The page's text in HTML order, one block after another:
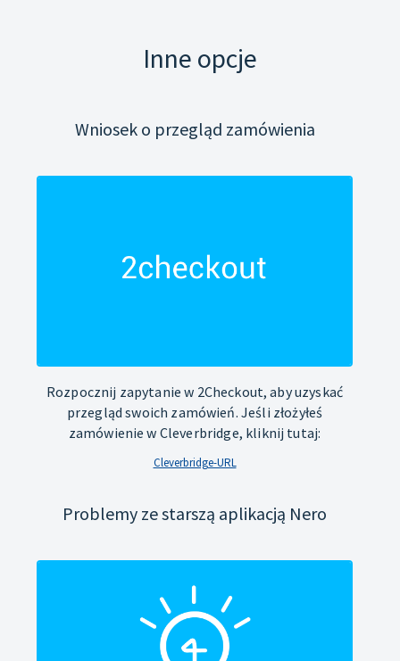
Inne opcje
Wniosek o przegląd zamówienia
Rozpocznij zapytanie w 2Checkout, aby uzyskać
przegląd swoich zamówień. Jeśli złożyłeś
zamówienie w Cleverbridge, kliknij tutaj:
Cleverbridge-URL
Problemy ze starszą aplikacją Nero